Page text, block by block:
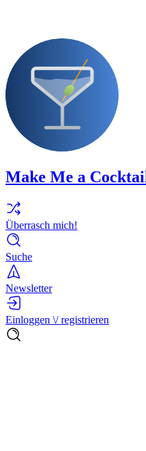
Make Me a
Überrasch mich!
Suche
Newsletter
Einloggen \/ registrieren